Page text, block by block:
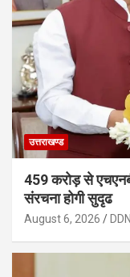
उत्तराखण्ड
459 करोड़ से
संरचना होगी सुदृढ
August 6, 2026